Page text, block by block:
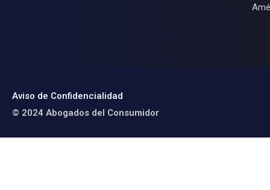
Aviso de Confidencialidad
© 2024 Abogados del Consumidor